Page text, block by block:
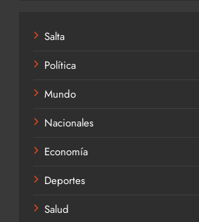
Salta
Política
Mundo
Nacionales
Economía
Deportes
Salud